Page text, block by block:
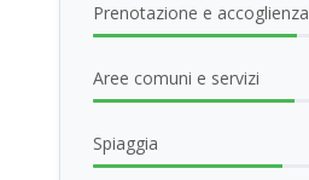
Prenotazione e accoglienza
Aree comuni e servizi
Spiaggia